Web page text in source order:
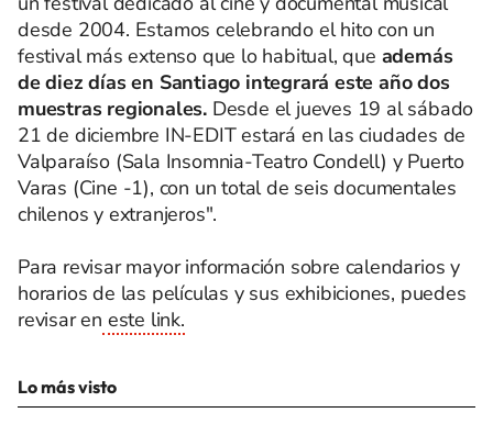
desde 2004. Estamos celebrando el hito con un
festival más extenso que lo habitual, que además
de diez días en Santiago integrará este año dos
muestras regionales. Desde el jueves 19 al sábado
21 de diciembre IN-EDIT estará en las ciudades de
Valparaíso (Sala Insomnia-Teatro Condell) y Puerto
Varas (Cine -1), con un total de seis documentales
chilenos y extranjeros".
Para revisar mayor información sobre calendarios y
horarios de las películas y sus exhibiciones, puedes
revisar en este link.
Lo más visto